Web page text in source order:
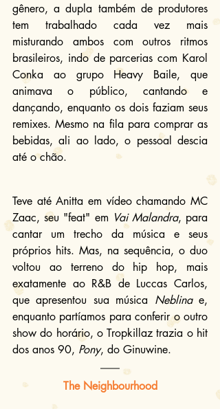
gênero, a dupla também de produtores
tem trabalhado cada vez mais
misturando ambos com outros ritmos
brasileiros, indo de parcerias com Karol
Conka ao grupo Heavy Baile, que
animava o público, cantando e
dançando, enquanto os dois faziam seus
remixes. Mesmo na fila para comprar as
bebidas, ali ao lado, o pessoal descia
até o chão.
Teve até Anitta em vídeo chamando MC
Zaac, seu "feat" em Vai Malandra, para
cantar um trecho da música e seus
próprios hits. Mas, na sequência, o duo
voltou ao terreno do hip hop, mais
exatamente ao R&B de Luccas Carlos,
que apresentou sua música Neblina e,
enquanto partíamos para conferir o outro
show do horário, o Tropkillaz trazia o hit
dos anos 90, Pony, do Ginuwine.
The Neighbourhood